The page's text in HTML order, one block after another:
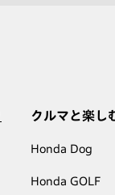
クルマと楽し
Honda Dog
Honda GOLF